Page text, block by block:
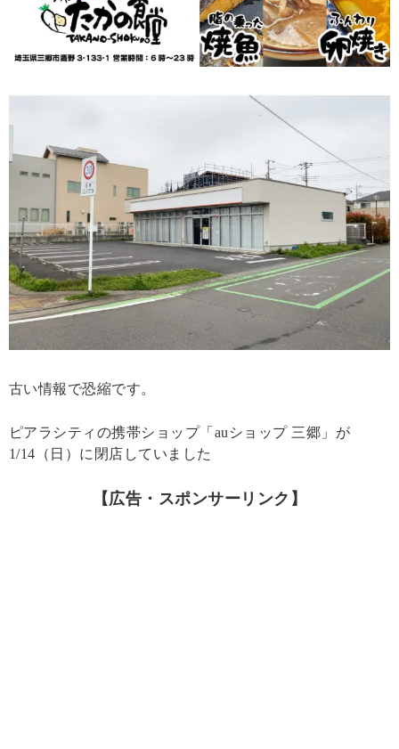
古い情報で恐縮です。
ピアラシティの携帯ショップ「auショップ 三郷」が
1/14（日）に閉店していました
【広告・スポンサーリンク】